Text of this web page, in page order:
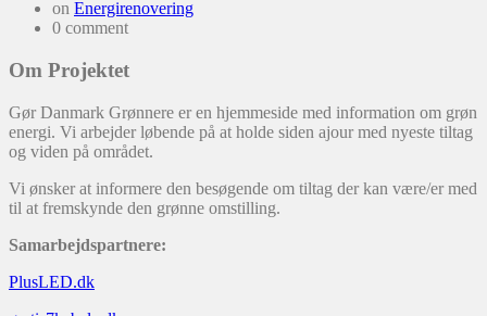
on Energirenovering
0 comment
Om Projektet
Gør Danmark Grønnere er en hjemmeside med information om grøn
energi. Vi arbejder løbende på at holde siden ajour med nyeste tiltag
og viden på området.
Vi ønsker at informere den besøgende om tiltag der kan være/er med
til at fremskynde den grønne omstilling.
Samarbejdspartnere:
PlusLED.dk